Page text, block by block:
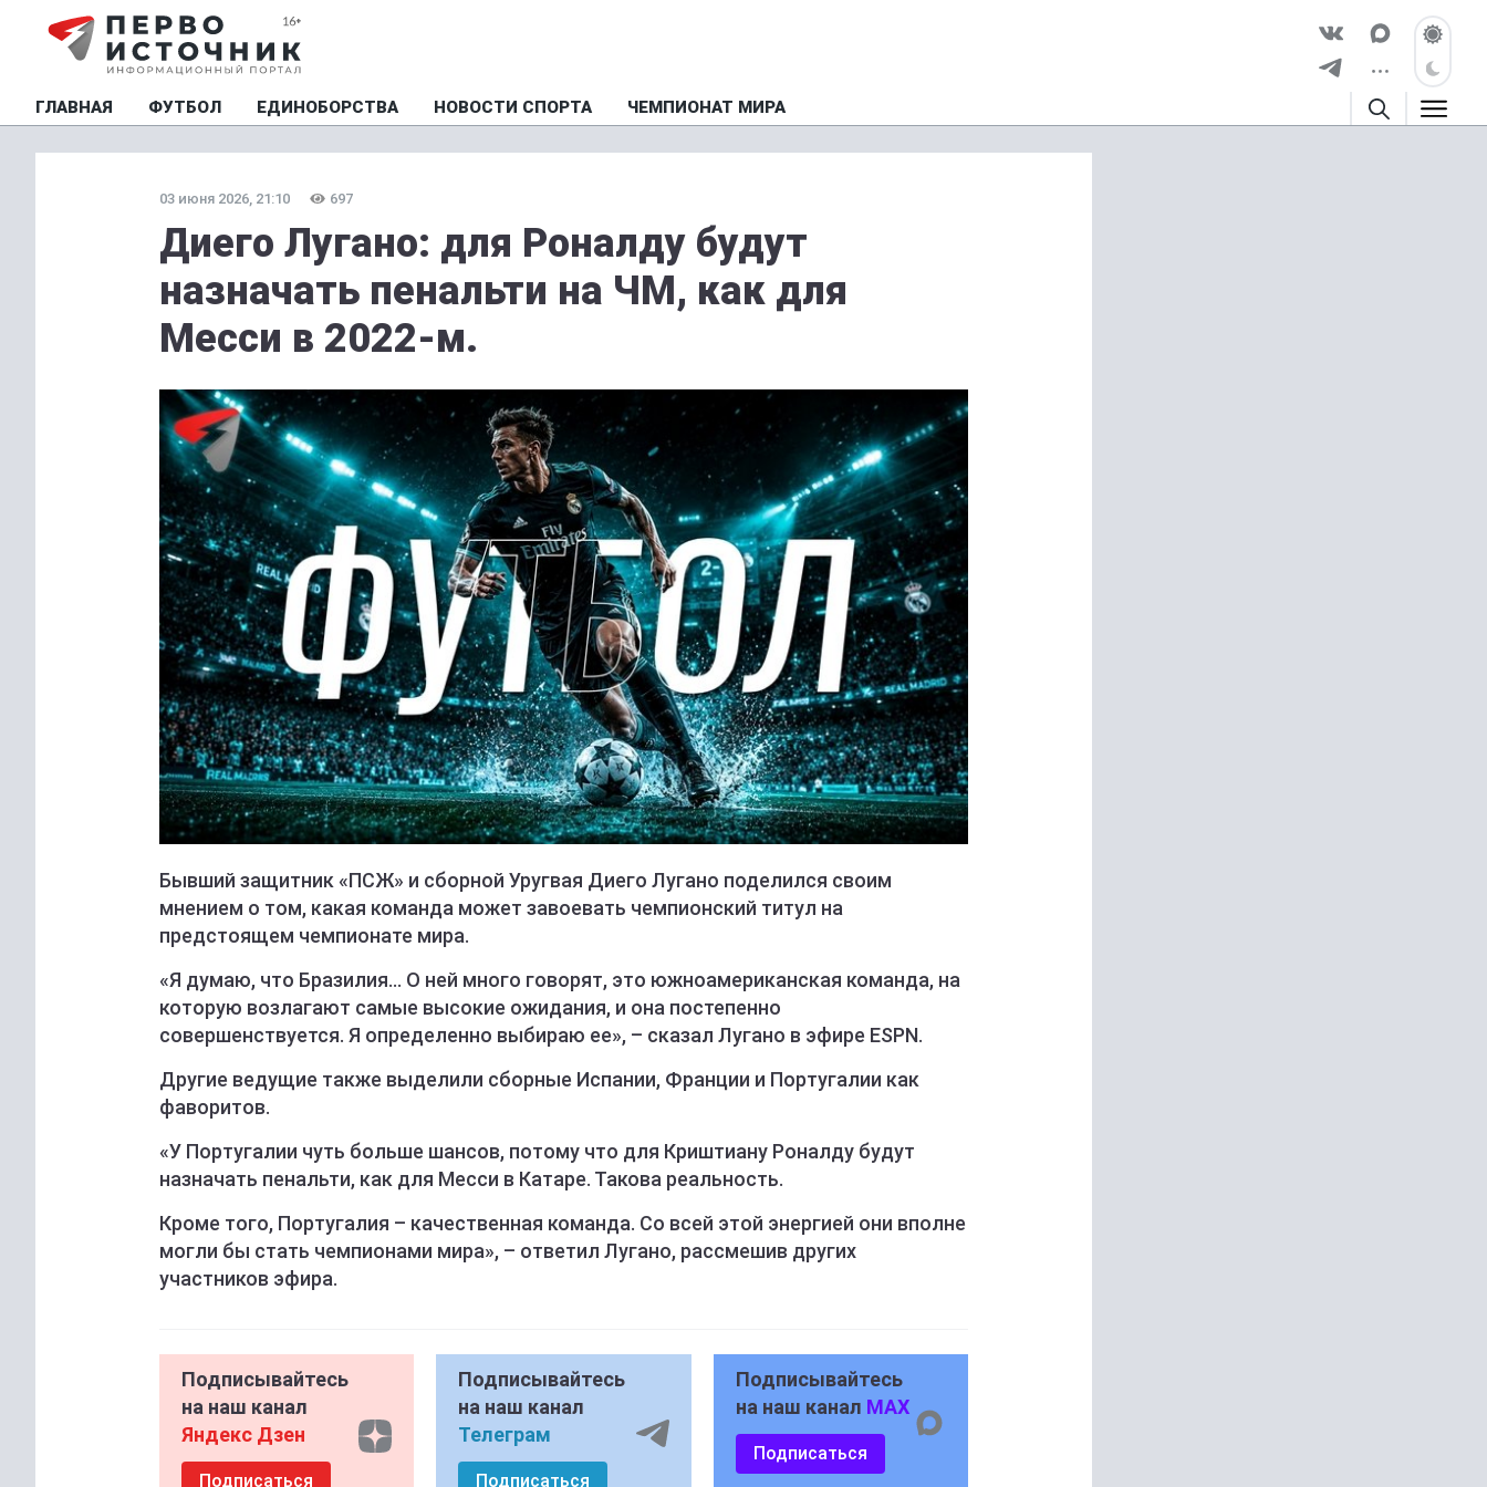
ГЛАВНАЯ ФУТБОЛ ЕДИНОБОРСТВА НОВОСТИ СПОРТА ЧЕМПИОНАТ МИРА
03 июня 2026, 21:10 697
Диего Лугано: для Роналду будут
назначать пенальти на ЧМ, как для
Месси в 2022-м.
Бывший защитник «ПСЖ» и сборной Уругвая Диего Лугано поделился своим
мнением о том, какая команда может завоевать чемпионский титул на
предстоящем чемпионате мира.
«Я думаю, что Бразилия... О ней много говорят, это южноамериканская команда, на
которую возлагают самые высокие ожидания, и она постепенно
совершенствуется. Я определенно выбираю ее», – сказал Лугано в эфире ESPN.
Другие ведущие также выделили сборные Испании, Франции и Португалии как
фаворитов.
«У Португалии чуть больше шансов, потому что для Криштиану Роналду будут
назначать пенальти, как для Месси в Катаре. Такова реальность.
Кроме того, Португалия – качественная команда. Со всей этой энергией они вполне
могли бы стать чемпионами мира», – ответил Лугано, рассмешив других
участников эфира.
Подписывайтесь
на наш канал
Яндекс Дзен
Подписаться
Подписывайтесь
на наш канал
Телеграм
Подписаться
Подписывайтесь
на наш канал MAX
Подписаться